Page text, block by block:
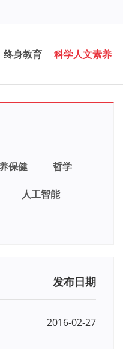
终身教育 科学人文素养
保健 哲学
人工智能
发布日期
2016-02-27